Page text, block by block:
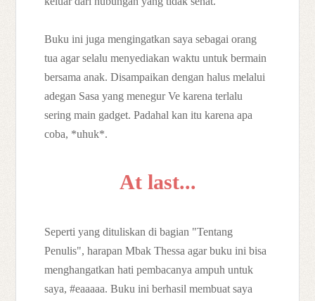
Buku ini juga mengingatkan saya sebagai orang
tua agar selalu menyediakan waktu untuk bermain
bersama anak. Disampaikan dengan halus melalui
adegan Sasa yang menegur Ve karena terlalu
sering main gadget. Padahal kan itu karena apa
coba, *uhuk*.
At last...
Seperti yang dituliskan di bagian "Tentang
Penulis", harapan Mbak Thessa agar buku ini bisa
menghangatkan hati pembacanya ampuh untuk
saya, #eaaaaa. Buku ini berhasil membuat saya